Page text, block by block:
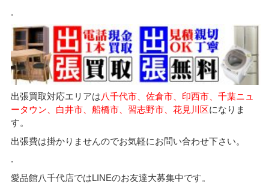
.
出張買取対応エリアは八千代市、佐倉市、印西市、千葉ニュ
ータウン、白井市、船橋市、習志野市、花見川区になりま
す。
出張費は掛かりませんのでお気軽にお問い合わせ下さい。
.
愛品館八千代店ではLINEのお友達大募集中です。